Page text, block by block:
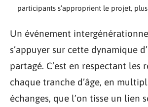
participants s’approprient le projet, plus
Un événement
s’appuyer sur cette dynamique
partagé. C’est en respectant les
chaque tranche d’âge, en
échanges, que l’on tisse un lien